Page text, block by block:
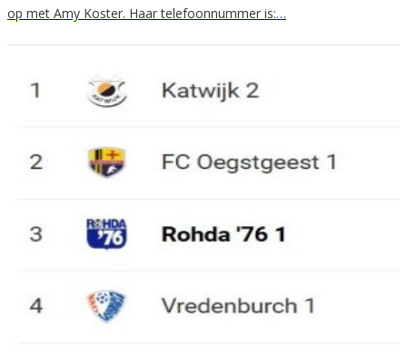
op met Amy Koster. Haar telefoonnummer is:…